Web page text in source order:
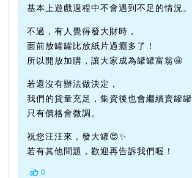
基本上遊戲過程中不會遇到不足的情況。
不過，有人覺得發大財時，
面前放罐罐比放紙片過癮多了！
所以開放加購，讓大家成為罐罐富翁🤩
若還沒有辦法做決定，
我們的貨量充足，集資後也會繼續賣罐罐
只有價格會微調。
祝您汪汪來，發大罐😍✨
若有其他問題，歡迎再告訴我們喔！
0